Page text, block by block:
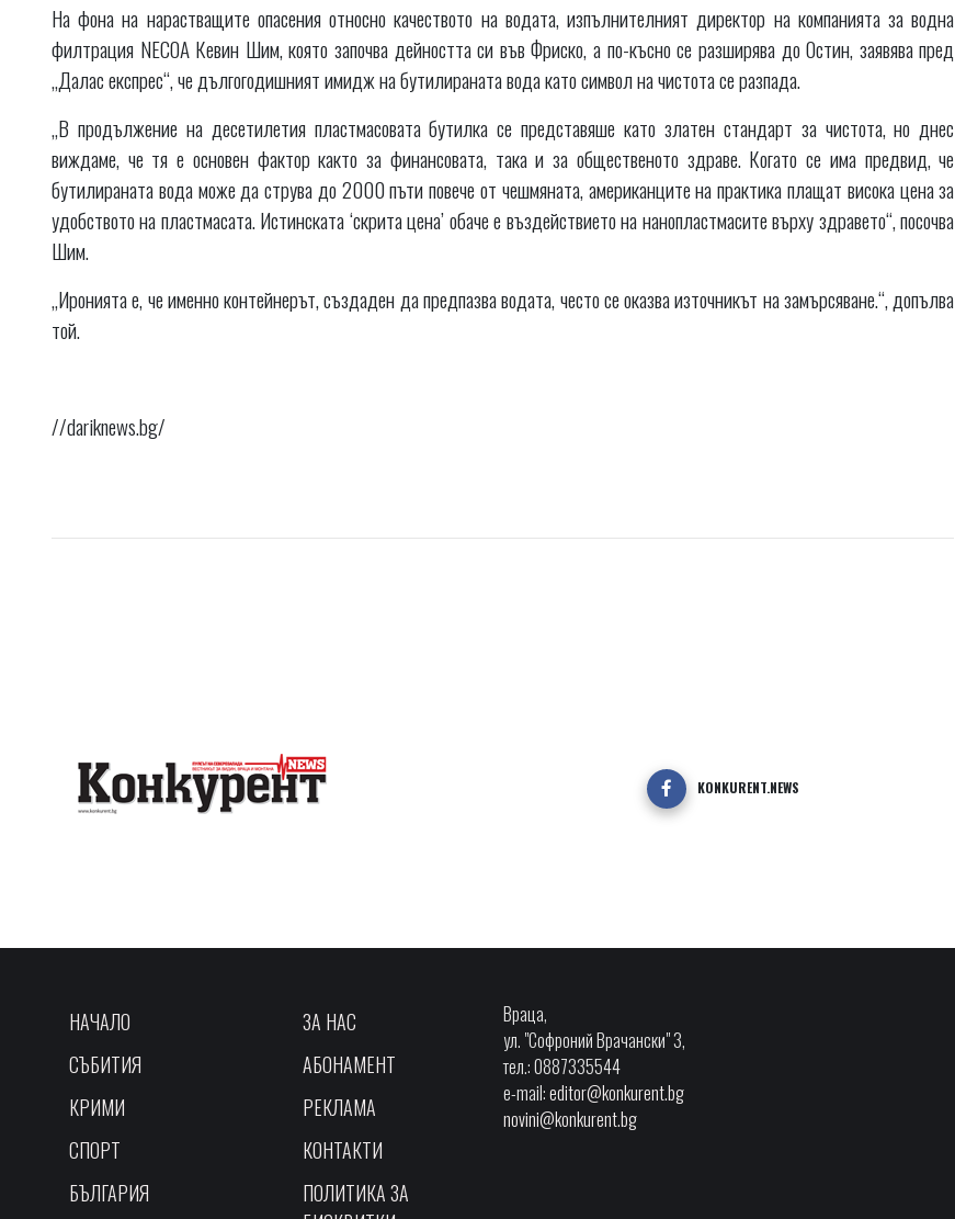
На фона на нарастващите опасения относно качеството на водата, изпълнителният директор на компанията за водна
филтрация NECOA Кевин Шим, която започва дейността си във Фриско, а по-късно се разширява до Остин, заявява пред
„Далас експрес“, че дългогодишният имидж на бутилираната вода като символ на чистота се разпада.
„В продължение на десетилетия пластмасовата бутилка се представяше като златен стандарт за чистота, но днес
виждаме, че тя е основен фактор както за финансовата, така и за общественото здраве. Когато се има предвид, че
бутилираната вода може да струва до 2000 пъти повече от чешмяната, американците на практика плащат висока цена за
удобството на пластмасата. Истинската ‘скрита цена’ обаче е въздействието на нанопластмасите върху здравето“, посочва
Шим.
„Иронията е, че именно контейнерът, създаден да предпазва водата, често се оказва източникът на замърсяване.“, допълва
той.
//dariknews.bg/
KONKURENT.NEWS
НАЧАЛО
СЪБИТИЯ
КРИМИ
СПОРТ
БЪЛГАРИЯ
ЗА НАС
АБОНАМЕНТ
РЕКЛАМА
КОНТАКТИ
ПОЛИТИКА ЗА
Враца,
ул. "Софроний Врачански" 3,
тел.: 0887335544
e-mail:editor@konkurent.bg
novini@konkurent.bg